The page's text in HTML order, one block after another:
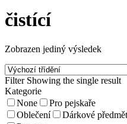
čistící
Zobrazen jediný výsledek
Filter Showing the single result
Kategorie
None
Pro pejskaře
Oblečení
Dárkové